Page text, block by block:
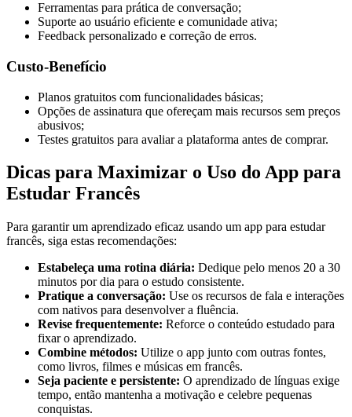
Ferramentas para prática de conversação;
Suporte ao usuário eficiente e comunidade ativa;
Feedback personalizado e correção de erros.
Custo-Benefício
Planos gratuitos com funcionalidades básicas;
Opções de assinatura que ofereçam mais recursos sem preços
abusivos;
Testes gratuitos para avaliar a plataforma antes de comprar.
Dicas para Maximizar o Uso do App para
Estudar Francês
Para garantir um aprendizado eficaz usando um app para estudar
francês, siga estas recomendações:
Estabeleça uma rotina diária: Dedique pelo menos 20 a 30
minutos por dia para o estudo consistente.
Pratique a conversação: Use os recursos de fala e interações
com nativos para desenvolver a fluência.
Revise frequentemente: Reforce o conteúdo estudado para
fixar o aprendizado.
Combine métodos: Utilize o app junto com outras fontes,
como livros, filmes e músicas em francês.
Seja paciente e persistente: O aprendizado de línguas exige
tempo, então mantenha a motivação e celebre pequenas
conquistas.